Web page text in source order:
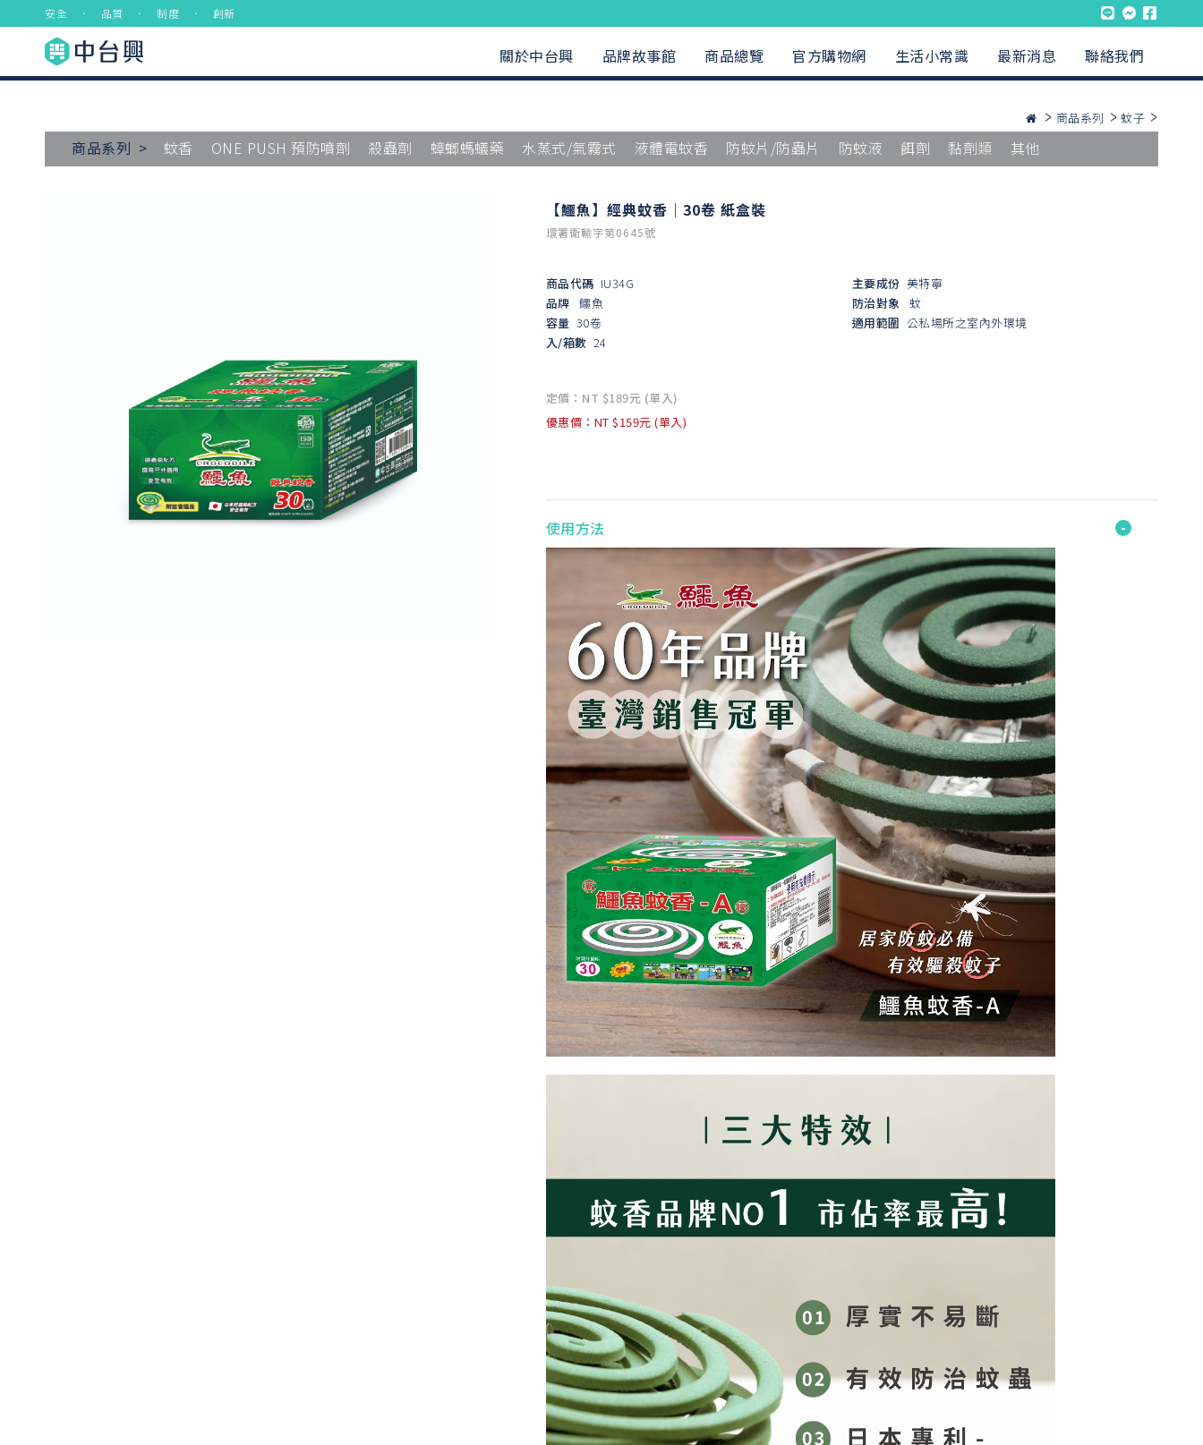
安全 ． 品質 ． 制度 ． 創新
關於中台興 品牌故事館 商品總覽 官方購物網 生活小常識 最新消息 聯絡我們
商品系列 蚊子
商品系列 > 蚊香 ONE PUSH 預防噴劑 殺蟲劑 蟑螂螞蟻藥 水蒸式/氣霧式 液體電蚊香 防蚊片/防蟲片 防蚊液 餌劑 黏劑類 其他
【鱷魚】經典蚊香｜30卷 紙盒裝
環署衛輸字第0645號
商品代碼 IU34G
品牌 鱷魚
容量 30卷
入/箱數 24
主要成份 美特寧
防治對象
蚊
適用範圍 公私場所之室內外環境
定價：NT $189元 (單入)
優惠價：NT $159元 (單入)
使用方法